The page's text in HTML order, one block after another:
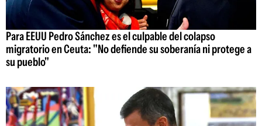
Para EEUU Pedro Sánchez es el culpable del colapso
migratorio en Ceuta: "No defiende su soberanía ni protege a
su pueblo"